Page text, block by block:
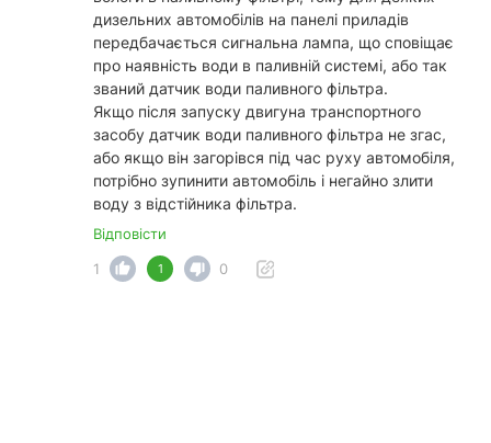
дизельних автомобілів на панелі приладів
передбачається сигнальна лампа, що сповіщає
про наявність води в паливній системі, або так
званий датчик води паливного фільтра.
Якщо після запуску двигуна транспортного
засобу датчик води паливного фільтра не згас,
або якщо він загорівся під час руху автомобіля,
потрібно зупинити автомобіль і негайно злити
воду з відстійника фільтра.
Відповісти
1
1 0